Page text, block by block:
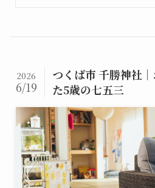
つくば市 千勝神社
た5歳の七五三
2026
6/19